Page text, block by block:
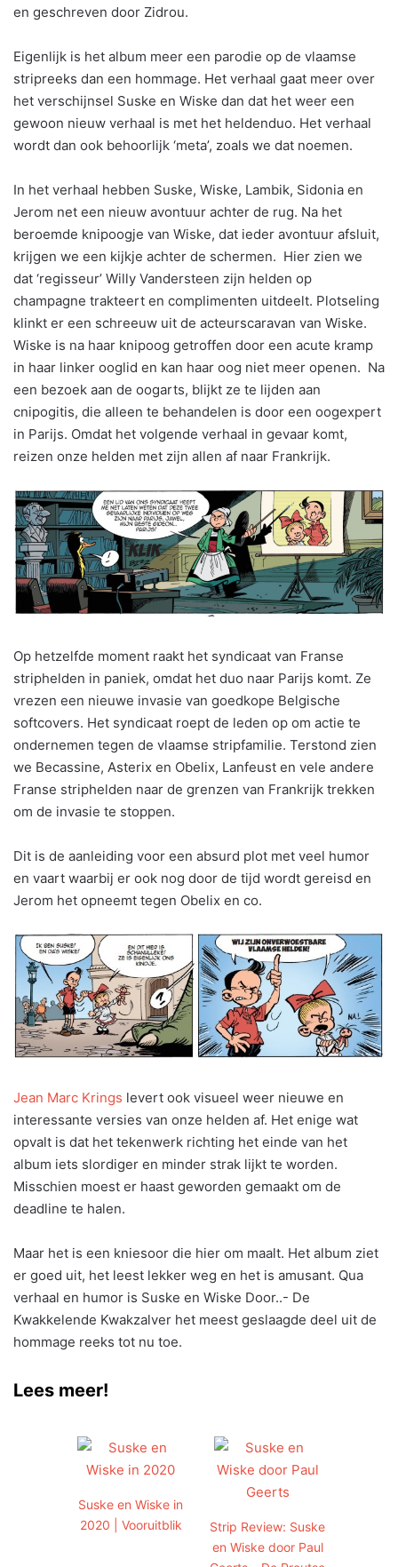
en geschreven door Zidrou.
Eigenlijk is het album meer een parodie op de vlaamse
stripreeks dan een hommage. Het verhaal gaat meer over
het verschijnsel Suske en Wiske dan dat het weer een
gewoon nieuw verhaal is met het heldenduo. Het verhaal
wordt dan ook behoorlijk ‘meta’, zoals we dat noemen.
In het verhaal hebben Suske, Wiske, Lambik, Sidonia en
Jerom net een nieuw avontuur achter de rug. Na het
beroemde knipoogje van Wiske, dat ieder avontuur afsluit,
krijgen we een kijkje achter de schermen. Hier zien we
dat ‘regisseur’ Willy Vandersteen zijn helden op
champagne trakteert en complimenten uitdeelt. Plotseling
klinkt er een schreeuw uit de acteurscaravan van Wiske.
Wiske is na haar knipoog getroffen door een acute kramp
in haar linker ooglid en kan haar oog niet meer openen. Na
een bezoek aan de oogarts, blijkt ze te lijden aan
cnipogitis, die alleen te behandelen is door een oogexpert
in Parijs. Omdat het volgende verhaal in gevaar komt,
reizen onze helden met zijn allen af naar Frankrijk.
Op hetzelfde moment raakt het syndicaat van Franse
striphelden in paniek, omdat het duo naar Parijs komt. Ze
vrezen een nieuwe invasie van goedkope Belgische
softcovers. Het syndicaat roept de leden op om actie te
ondernemen tegen de vlaamse stripfamilie. Terstond zien
we Becassine, Asterix en Obelix, Lanfeust en vele andere
Franse striphelden naar de grenzen van Frankrijk trekken
om de invasie te stoppen.
Dit is de aanleiding voor een absurd plot met veel humor
en vaart waarbij er ook nog door de tijd wordt gereisd en
Jerom het opneemt tegen Obelix en co.
Jean Marc Krings levert ook visueel weer nieuwe en
interessante versies van onze helden af. Het enige wat
opvalt is dat het tekenwerk richting het einde van het
album iets slordiger en minder strak lijkt te worden.
Misschien moest er haast geworden gemaakt om de
deadline te halen.
Maar het is een kniesoor die hier om maalt. Het album ziet
er goed uit, het leest lekker weg en het is amusant. Qua
verhaal en humor is Suske en Wiske Door..- De
Kwakkelende Kwakzalver het meest geslaagde deel uit de
hommage reeks tot nu toe.
Lees meer!
Suske en Wiske in
2020 | Vooruitblik
Strip Review: Suske
en Wiske door Paul